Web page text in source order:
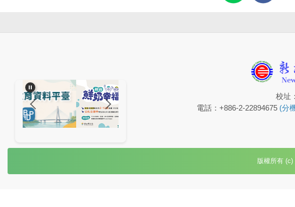
校址
電話：+886-2-22894675 (分
版權所有